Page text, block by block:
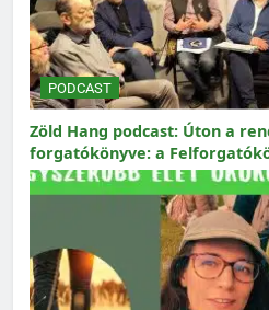
PODCAST
Zöld Hang podcast: Úton a
forgatókönyve: a